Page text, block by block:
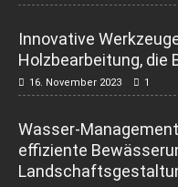
Innovative
Holzbearbeitung, die
16. November 2023 1
Wasser-
effiziente